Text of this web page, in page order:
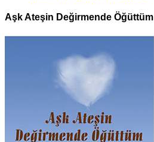
Aşk Ateşin Değirmende Öğüttüm